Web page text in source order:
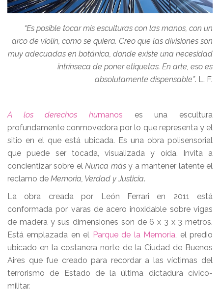
“Es posible tocar mis esculturas con las manos, con un
arco de violín, como se quiera. Creo que las divisiones son
muy adecuadas en botánica, donde existe una necesidad
intrínseca de poner etiquetas. En arte, eso es
absolutamente dispensable”. L. F.
A los derechos humanos es una escultura
profundamente conmovedora por lo que representa y el
sitio en el que está ubicada. Es una obra polisensorial
que puede ser tocada, visualizada y oída. Invita a
concientizar sobre elNunca másy a mantener latente el
reclamo de Memoria, Verdad y Justicia.
La obra creada por León Ferrari en 2011 está
conformada por varas de acero inoxidable sobre vigas
de madera y sus dimensiones son de 6 x 3 x 3 metros.
Está emplazada en el Parque de la Memoria, el predio
ubicado en la costanera norte de la Ciudad de Buenos
Aires que fue creado para recordar a las víctimas del
terrorismo de Estado de la última dictadura cívico-
militar.